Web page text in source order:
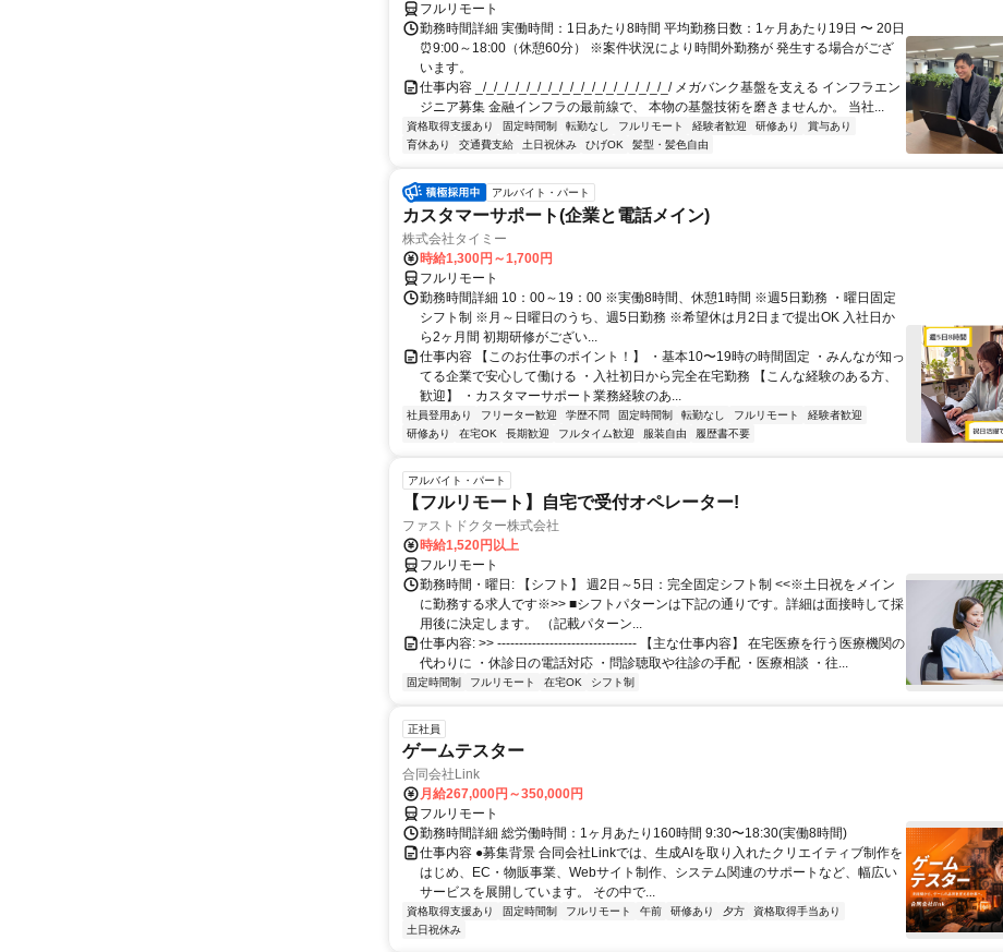
フルリモート
勤務時間詳細 実働時間：1日あたり8時間 平均勤務日数：1ヶ月あたり19日 〜 20日
⏰9:00～18:00（休憩60分） ※案件状況により時間外勤務が 発生する場合がござ
います。
仕事内容 _/_/_/_/_/_/_/_/_/_/_/_/_/_/_/_/_/_/ メガバンク基盤を支える インフラエン
ジニア募集 金融インフラの最前線で、 本物の基盤技術を磨きませんか。 当社...
資格取得支援あり 固定時間制 転勤なし フルリモート 経験者歓迎 研修あり
賞与あり
育休あり
交通費支給 土日祝休み ひげOK 髪型・髪色自由
アルバイト・パート
カスタマーサポート(企業と電話メイン)
株式会社タイミー
時給1,300円～1,700円
フルリモート
勤務時間詳細 10：00～19：00 ※実働8時間、休憩1時間 ※週5日勤務 ・曜日固定
シフト制 ※月～日曜日のうち、週5日勤務 ※希望休は月2日まで提出OK 入社日か
ら2ヶ月間 初期研修がござい...
仕事内容 【このお仕事のポイント！】 ・基本10〜19時の時間固定 ・みんなが知っ
てる企業で安心して働ける ・入社初日から完全在宅勤務 【こんな経験のある方、
歓迎】 ・カスタマーサポート業務経験のあ...
社員登用あり フリーター歓迎 学歴不問 固定時間制 転勤なし フルリモート
経験者歓迎
研修あり
在宅OK 長期歓迎 フルタイム歓迎 服装自由 履歴書不要
アルバイト・パート
【フルリモート】自宅で受付オペレーター!
ファストドクター株式会社
時給1,520円以上
フルリモート
勤務時間・曜日: 【シフト】 週2日～5日：完全固定シフト制 <<※土日祝をメイン
に勤務する求人です※>> ■シフトパターンは下記の通りです。詳細は面接時して採
用後に決定します。 （記載パターン...
仕事内容: >> -------------------------------- 【主な仕事内容】 在宅医療を行う医療機関の
代わりに ・休診日の電話対応 ・問診聴取や往診の手配 ・医療相談 ・往...
固定時間制 フルリモート 在宅OK シフト制
正社員
ゲームテスター
合同会社Link
月給267,000円～350,000円
フルリモート
勤務時間詳細 総労働時間：1ヶ月あたり160時間 9:30〜18:30(実働8時間)
仕事内容 ●募集背景 合同会社Linkでは、生成AIを取り入れたクリエイティブ制作を
はじめ、EC・物販事業、Webサイト制作、システム関連のサポートなど、幅広い
サービスを展開しています。 その中で...
資格取得支援あり 固定時間制 フルリモート 午前 研修あり 夕方
資格取得手当あり
土日祝休み